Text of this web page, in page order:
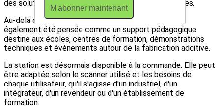
des solutions professionnelles, pratiques et évolutives.
Au-delà des prestations de scan 3D, cette station a
également été pensée comme un support pédagogique
destiné aux écoles, centres de formation, démonstrations
techniques et événements autour de la fabrication additive.
La station est désormais disponible à la commande. Elle peut
être adaptée selon le scanner utilisé et les besoins de
chaque utilisateur, qu'il s'agisse d'un industriel, d'un
intégrateur, d'un revendeur ou d'un établissement de
formation.
M'abonner maintenant